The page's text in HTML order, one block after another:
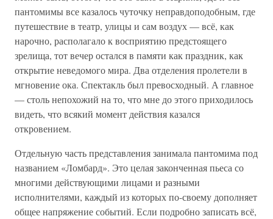
пантомимы все казалось чуточку неправдоподобным, где
путешествие в театр, улицы и сам воздух — всё, как
нарочно, располагало к восприятию предстоящего
зрелища, тот вечер остался в памяти как праздник, как
открытие неведомого мира. Два отделения пролетели в
мгновение ока. Спектакль был превосходный. А главное
— столь непохожий на то, что мне до этого приходилось
видеть, что всякий момент действия казался
откровением.
Отдельную часть представления занимала пантомима под
названием «Ломбард». Это целая законченная пьеса со
многими действующими лицами и разными
исполнителями, каждый из которых по-своему дополняет
общее напряжение событий. Если подробно записать всё,